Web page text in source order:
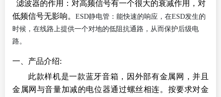
滤波器的作用：对高频信号有一个很大的衰减作用，对
低频信号无影响。 ESD静电管：能快速的响应，在ESD发生的
时候，在线路上提供一个对地的低阻抗通路，从而保护后级电
路。
一、产品介绍:
此款样机是一款蓝牙音箱，因外部有金属网，并且
金属网与音量加减的电位器通过螺丝相连。按要求对金